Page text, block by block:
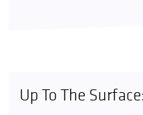
Up To The Surface: